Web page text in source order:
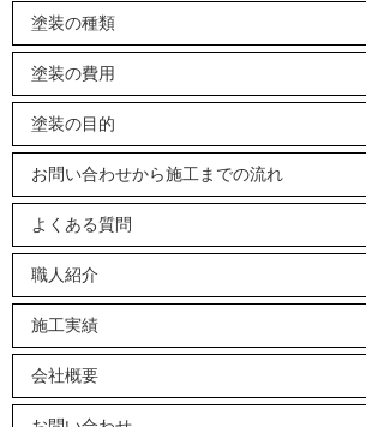
塗装の種類
塗装の費用
塗装の目的
お問い合わせから施工までの流れ
よくある質問
職人紹介
施工実績
会社概要